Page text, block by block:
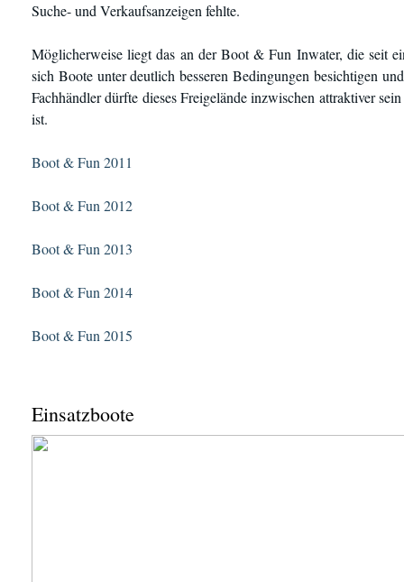
Suche- und Verkaufsanzeigen fehlte.
Möglicherweise liegt das an der Boot & Fun Inwater, die seit
sich Boote unter deutlich besseren Bedingungen besichtigen
Fachhändler dürfte dieses Freigelände inzwischen attraktiver
ist.
Boot & Fun 2011
Boot & Fun 2012
Boot & Fun 2013
Boot & Fun 2014
Boot & Fun 2015
Einsatzboote